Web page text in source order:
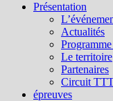
Présentation
Actualités
Le territoire
Partenaires
Circuit
épreuves